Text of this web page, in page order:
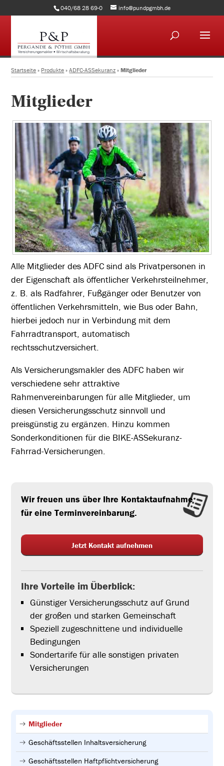
040/68 28 69-0 info@pundpgmbh.de
Startseite » Produkte »ADFC-ASSekuranz »Mitglieder
Mitglieder
Alle Mitglieder des ADFC sind als Privatpersonen in
der Eigenschaft als öffentlicher Verkehrsteilnehmer,
z. B. als Radfahrer, Fußgänger oder Benutzer von
öffentlichen Verkehrsmitteln, wie Bus oder Bahn,
hierbei jedoch nur in Verbindung mit dem
Fahrradtransport, automatisch
rechtsschutzversichert.
Als Versicherungsmakler des ADFC haben wir
verschiedene sehr attraktive
Rahmenvereinbarungen für alle Mitglieder, um
diesen Versicherungsschutz sinnvoll und
preisgünstig zu ergänzen. Hinzu kommen
Sonderkonditionen für die BIKE-ASSekuranz-
Fahrrad-Versicherungen.
Wir freuen uns über Ihre Kontaktaufnahme
für eine Terminvereinbarung.
Jetzt Kontakt aufnehmen
Ihre Vorteile im Überblick:
Günstiger Versicherungsschutz auf Grund
der großen und starken Gemeinschaft
Speziell zugeschnittene und individuelle
Bedingungen
Sondertarife für alle sonstigen privaten
Versicherungen
Mitglieder
Geschäftsstellen Inhaltsversicherung
Geschäftsstellen Haftpflichtversicherung